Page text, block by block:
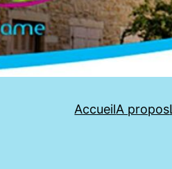
AccueilA propos